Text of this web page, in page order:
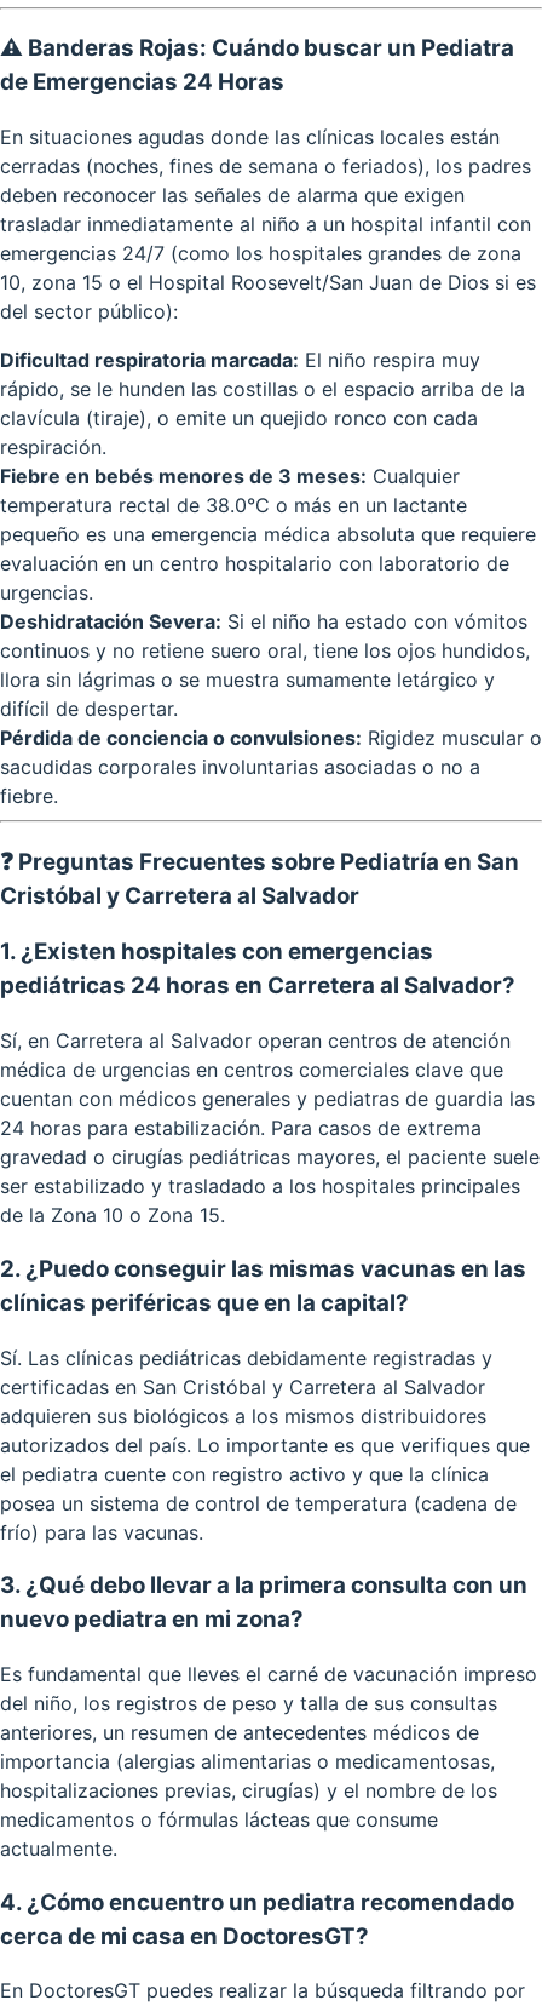
⚠️ Banderas Rojas: Cuándo buscar un Pediatra
de Emergencias 24 Horas
En situaciones agudas donde las clínicas locales están
cerradas (noches, fines de semana o feriados), los padres
deben reconocer las señales de alarma que exigen
trasladar inmediatamente al niño a un hospital infantil con
emergencias 24/7 (como los hospitales grandes de zona
10, zona 15 o el Hospital Roosevelt/San Juan de Dios si es
del sector público):
Dificultad respiratoria marcada: El niño respira muy
rápido, se le hunden las costillas o el espacio arriba de la
clavícula (tiraje), o emite un quejido ronco con cada
respiración.
Fiebre en bebés menores de 3 meses: Cualquier
temperatura rectal de 38.0°C o más en un lactante
pequeño es una emergencia médica absoluta que requiere
evaluación en un centro hospitalario con laboratorio de
urgencias.
Deshidratación Severa: Si el niño ha estado con vómitos
continuos y no retiene suero oral, tiene los ojos hundidos,
llora sin lágrimas o se muestra sumamente letárgico y
difícil de despertar.
Pérdida de conciencia o convulsiones: Rigidez muscular o
sacudidas corporales involuntarias asociadas o no a
fiebre.
❓ Preguntas Frecuentes sobre Pediatría en San
Cristóbal y Carretera al Salvador
1. ¿Existen hospitales con emergencias
pediátricas 24 horas en Carretera al Salvador?
Sí, en Carretera al Salvador operan centros de atención
médica de urgencias en centros comerciales clave que
cuentan con médicos generales y pediatras de guardia las
24 horas para estabilización. Para casos de extrema
gravedad o cirugías pediátricas mayores, el paciente suele
ser estabilizado y trasladado a los hospitales principales
de la Zona 10 o Zona 15.
2. ¿Puedo conseguir las mismas vacunas en las
clínicas periféricas que en la capital?
Sí. Las clínicas pediátricas debidamente registradas y
certificadas en San Cristóbal y Carretera al Salvador
adquieren sus biológicos a los mismos distribuidores
autorizados del país. Lo importante es que verifiques que
el pediatra cuente con registro activo y que la clínica
posea un sistema de control de temperatura (cadena de
frío) para las vacunas.
3. ¿Qué debo llevar a la primera consulta con un
nuevo pediatra en mi zona?
Es fundamental que lleves el carné de vacunación impreso
del niño, los registros de peso y talla de sus consultas
anteriores, un resumen de antecedentes médicos de
importancia (alergias alimentarias o medicamentosas,
hospitalizaciones previas, cirugías) y el nombre de los
medicamentos o fórmulas lácteas que consume
actualmente.
4. ¿Cómo encuentro un pediatra recomendado
cerca de mi casa en DoctoresGT?
En DoctoresGT puedes realizar la búsqueda filtrando por